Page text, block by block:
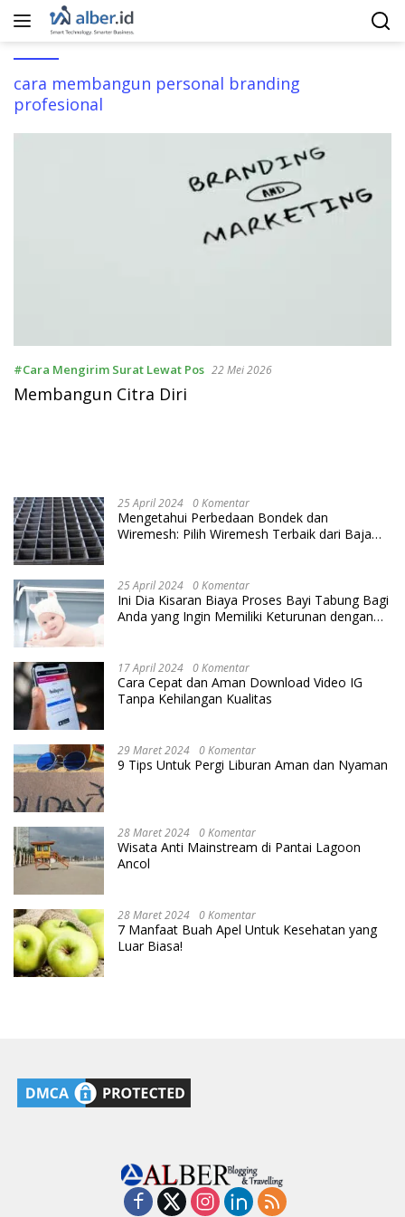
Langsung
cara membangun personal branding
profesional
#Cara Mengirim Surat Lewat Pos 22 Mei 2026
Membangun Citra Diri
25 April 2024 0 Komentar
Mengetahui Perbedaan Bondek dan
Wiremesh: Pilih Wiremesh Terbaik dari Baja
25 April 2024 0 Komentar
Ini Dia Kisaran Biaya Proses Bayi Tabung Bagi
Anda yang Ingin Memiliki Keturunan dengan
17 April 2024 0 Komentar
Cara Cepat dan Aman Download Video IG
Tanpa Kehilangan Kualitas
29 Maret 2024 0 Komentar
9 Tips Untuk Pergi Liburan Aman dan Nyaman
28 Maret 2024 0 Komentar
Wisata Anti Mainstream di Pantai Lagoon
Ancol
28 Maret 2024 0 Komentar
7 Manfaat Buah Apel Untuk Kesehatan yang
Luar Biasa!